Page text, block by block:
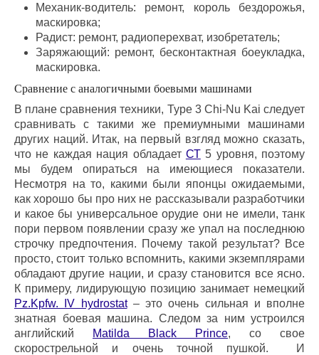
Механик-водитель: ремонт, король бездорожья,
маскировка;
Радист: ремонт, радиоперехват, изобретатель;
Заряжающий: ремонт, бесконтактная боеукладка,
маскировка.
Сравнение с аналогичными боевыми машинами
В плане сравнения техники, Type 3 Chi-Nu Kai следует
сравнивать с такими же премиумными машинами
других наций. Итак, на первый взгляд можно сказать,
что не каждая нация обладает СТ5 уровня, поэтому
мы будем опираться на имеющиеся показатели.
Несмотря на то, какими были японцы ожидаемыми,
как хорошо бы про них не рассказывали разработчики
и какое бы универсальное орудие они не имели, танк
пори первом появлении сразу же упал на последнюю
строчку предпочтения. Почему такой результат? Все
просто, стоит только вспомнить, какими экземплярами
обладают другие нации, и сразу становится все ясно.
К примеру, лидирующую позицию занимает немецкий
Pz.Kpfw. IV hydrostat– это очень сильная и вполне
знатная боевая машина. Следом за ним устроился
английский
Matilda Black Prince, со свое
скорострельной и очень точной пушкой. И